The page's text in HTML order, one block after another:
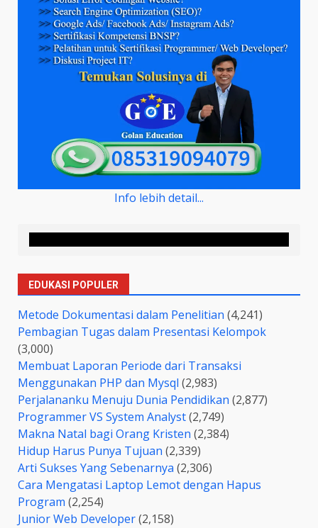
Info lebih detail...
EDUKASI POPULER
Metode Dokumentasi dalam Penelitian (4,241)
Pembagian Tugas dalam Presentasi Kelompok
(3,000)
Membuat Laporan Periode dari Transaksi
Menggunakan PHP dan Mysql (2,983)
Perjalananku Menuju Dunia Pendidikan (2,877)
Programmer VS System Analyst(2,749)
Makna Natal bagi Orang Kristen (2,384)
Hidup Harus Punya Tujuan (2,339)
Arti Sukses Yang Sebenarnya (2,306)
Cara Mengatasi Laptop Lemot dengan Hapus
Program (2,254)
Junior Web Developer(2,158)